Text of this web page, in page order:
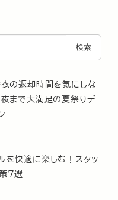
検索
衣の返却時間を気にしな
夜まで大満足の夏祭りデ
を快適に楽しむ！スタッ
７選